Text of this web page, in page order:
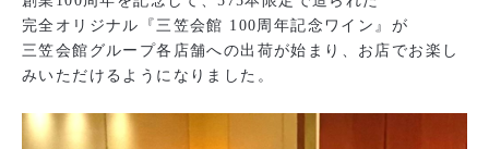
完全オリジナル『三笠会館 100周年記念ワイン』が
三笠会館グループ各店舗への出荷が始まり、お店でお楽し
みいただけるようになりました。